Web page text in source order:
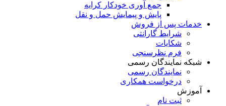
جمع آوری خودکار کرایه
پایش و پیمایش حمل و نقل
خدمات پس از فروش
شرایط گارانتی
شکایات
فرم نظرسنجی
شبکه نمایندگان رسمی
نمایندگان رسمی
درخواست همکاری
آموزش
ثبت نام